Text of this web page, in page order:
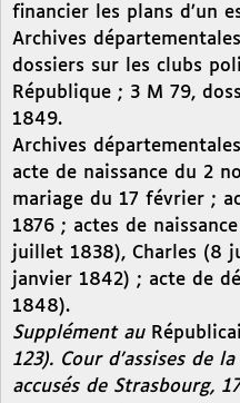
financier les plans d’un
Archives
dossiers sur les clubs
République ; 3 M 79,
1849.
Archives
acte de naissance du 2
mariage du 17 février ;
1876 ; actes de
juillet 1838), Charles (8
janvier 1842) ; acte de
1848).
Supplément au
123). Cour d’assises de
accusés de Strasbourg,